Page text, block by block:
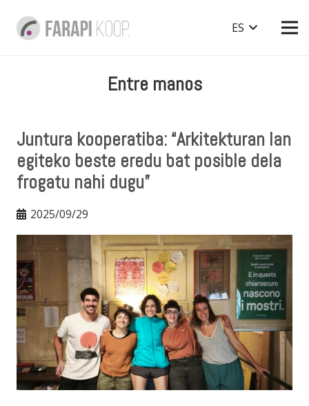
ES
Entre manos
Juntura kooperatiba: “Arkitekturan lan
egiteko beste eredu bat posible dela
frogatu nahi dugu”
2025/09/29